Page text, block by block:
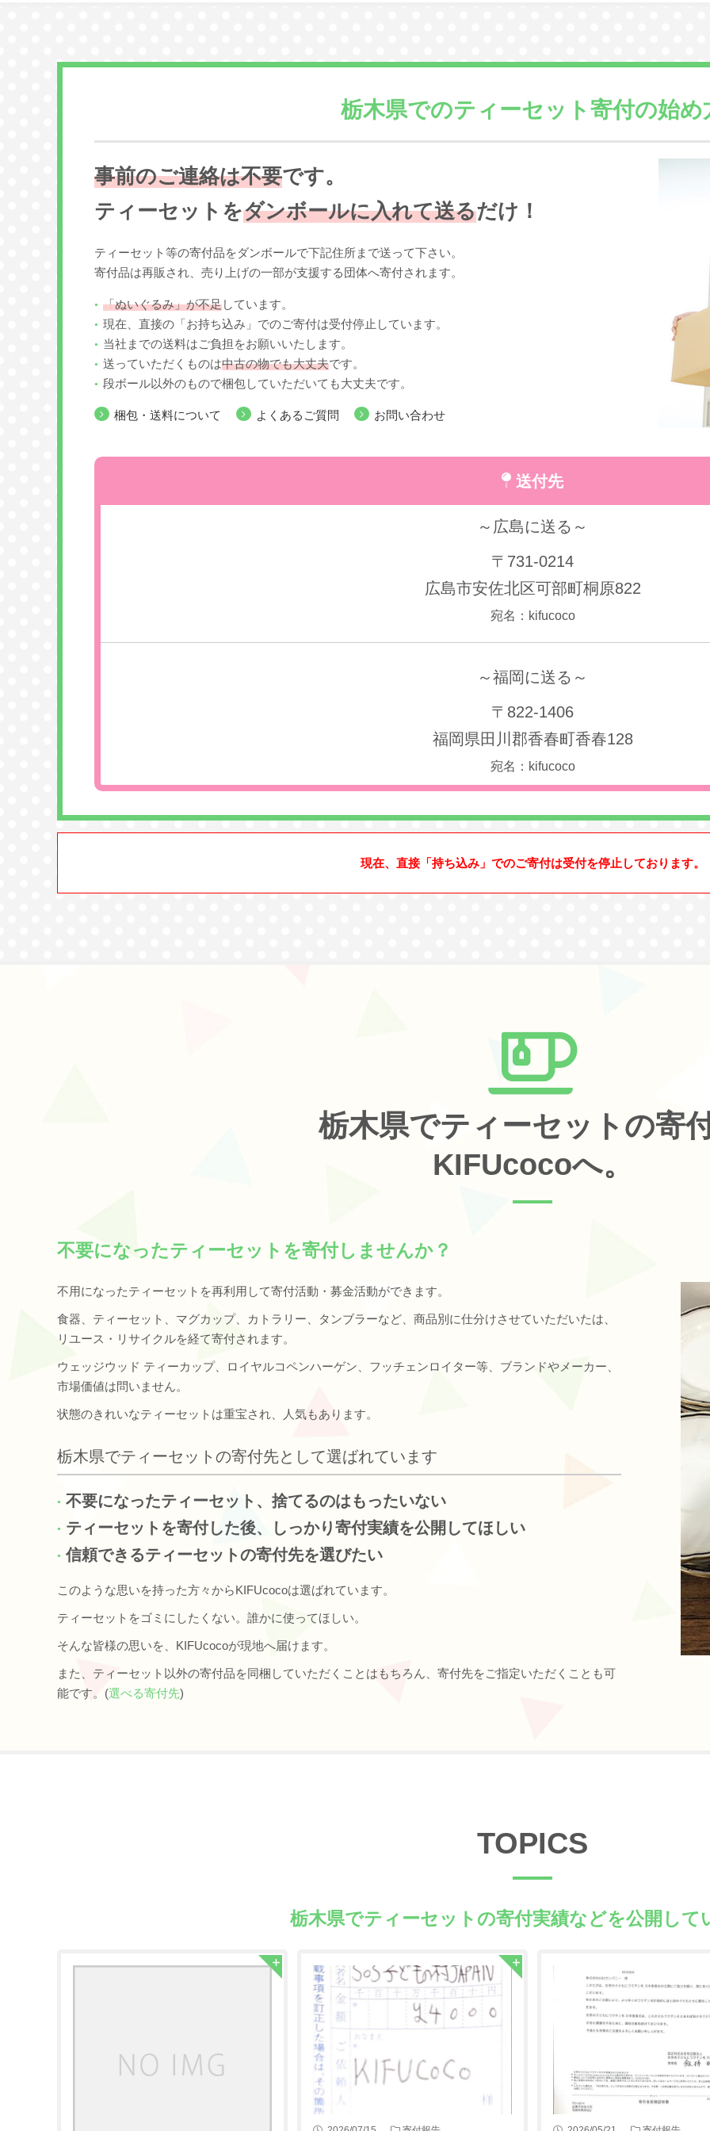
栃木県でのティーセット寄付の始め
事前のご連絡は不要です。
ティーセットをダンボールに入れて送るだけ！
ティーセット等の寄付品をダンボールで下記住所まで送って下さい。
寄付品は再販され、売り上げの一部が支援する団体へ寄付されます。
「ぬいぐるみ」が不足しています。
現在、直接の「お持ち込み」でのご寄付は受付停止しています。
当社までの送料はご負担をお願いいたします。
送っていただくものは中古の物でも大丈夫です。
段ボール以外のもので梱包していただいても大丈夫です。
梱包・送料について よくあるご質問 お問い合わせ
送付先
～広島に送る～
〒731-0214
広島市安佐北区可部町桐原822
宛名：kifucoco
～福岡に送る～
〒822-1406
福岡県田川郡香春町香春128
宛名：kifucoco
現在、直接「持ち込み」でのご寄付は受付を停止しております。
栃木県でティーセットの寄
KIFUcocoへ。
不要になったティーセットを寄付しませんか？
不用になったティーセットを再利用して寄付活動・募金活動ができます。
食器、ティーセット、マグカップ、カトラリー、タンブラーなど、商品別に仕分けさせていただいたは、
リユース・リサイクルを経て寄付されます。
ウェッジウッド ティーカップ、ロイヤルコペンハーゲン、フッチェンロイター等、ブランドやメーカー、
市場価値は問いません。
状態のきれいなティーセットは重宝され、人気もあります。
栃木県でティーセットの寄付先として選ばれています
不要になったティーセット、捨てるのはもったいない
ティーセットを寄付した後、しっかり寄付実績を公開してほしい
信頼できるティーセットの寄付先を選びたい
このような思いを持った方々からKIFUcocoは選ばれています。
ティーセットをゴミにしたくない。誰かに使ってほしい。
そんな皆様の思いを、KIFUcocoが現地へ届けます。
また、ティーセット以外の寄付品を同梱していただくことはもちろん、寄付先をご指定いただくことも可
能です。(選べる寄付先)
TOPICS
栃木県でティーセットの寄付実績などを公開して